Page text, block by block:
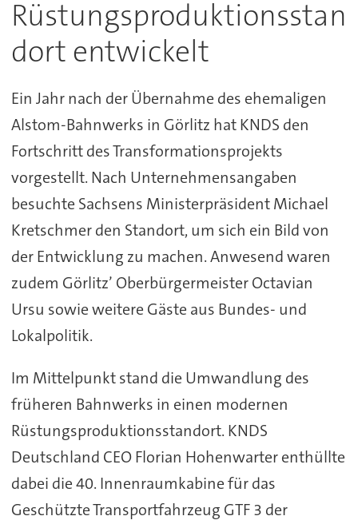
Rüstungsproduktionsstan
dort entwickelt
Ein Jahr nach der Übernahme des ehemaligen
Alstom-Bahnwerks in Görlitz hat KNDS den
Fortschritt des Transformationsprojekts
vorgestellt. Nach Unternehmensangaben
besuchte Sachsens Ministerpräsident Michael
Kretschmer den Standort, um sich ein Bild von
der Entwicklung zu machen. Anwesend waren
zudem Görlitz’ Oberbürgermeister Octavian
Ursu sowie weitere Gäste aus Bundes- und
Lokalpolitik.
Im Mittelpunkt stand die Umwandlung des
früheren Bahnwerks in einen modernen
Rüstungsproduktionsstandort. KNDS
Deutschland CEO Florian Hohenwarter enthüllte
dabei die 40. Innenraumkabine für das
Geschützte Transportfahrzeug GTF 3 der